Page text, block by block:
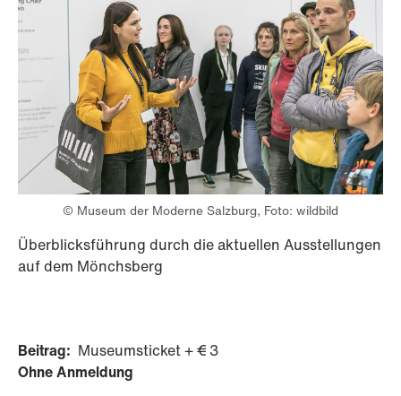
© Museum der Moderne Salzburg, Foto: wildbild
Überblicksführung durch die aktuellen Ausstellungen
auf dem Mönchsberg
Beitrag: Museumsticket + € 3
Ohne Anmeldung